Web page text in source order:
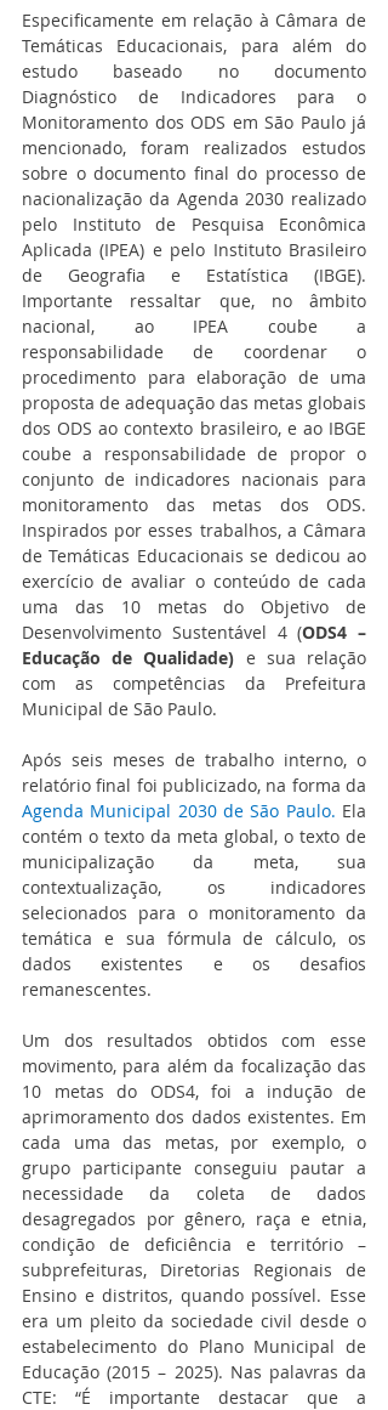
Especificamente em relação à Câmara de
Temáticas Educacionais, para além do
estudo baseado no documento
Diagnóstico de Indicadores para o
Monitoramento dos ODS em São Paulo já
mencionado, foram realizados estudos
sobre o documento final do processo de
nacionalização da Agenda 2030 realizado
pelo Instituto de Pesquisa Econômica
Aplicada (IPEA) e pelo Instituto Brasileiro
de Geografia e Estatística (IBGE).
Importante ressaltar que, no âmbito
nacional, ao IPEA coube a
responsabilidade de coordenar o
procedimento para elaboração de uma
proposta de adequação das metas globais
dos ODS ao contexto brasileiro, e ao IBGE
coube a responsabilidade de propor o
conjunto de indicadores nacionais para
monitoramento das metas dos ODS.
Inspirados por esses trabalhos, a Câmara
de Temáticas Educacionais se dedicou ao
exercício de avaliar o conteúdo de cada
uma das 10 metas do Objetivo de
Desenvolvimento Sustentável 4 (ODS4 –
Educação de Qualidade) e sua relação
com as competências da Prefeitura
Municipal de São Paulo.
Após seis meses de trabalho interno, o
Agenda Municipal 2030 de São Paulo. Ela
contém o texto da meta global, o texto de
municipalização da meta, sua
contextualização, os indicadores
selecionados para o monitoramento da
temática e sua fórmula de cálculo, os
dados existentes e os desafios
remanescentes.
Um dos resultados obtidos com esse
movimento, para além da focalização das
10 metas do ODS4, foi a indução de
aprimoramento dos dados existentes. Em
cada uma das metas, por exemplo, o
grupo participante conseguiu pautar a
necessidade da coleta de dados
desagregados por gênero, raça e etnia,
condição de deficiência e território –
subprefeituras, Diretorias Regionais de
Ensino e distritos, quando possível. Esse
era um pleito da sociedade civil desde o
estabelecimento do Plano Municipal de
Educação (2015 – 2025). Nas palavras da
CTE: “É importante destacar que a